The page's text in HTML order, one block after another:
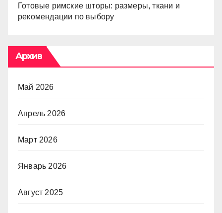
Готовые римские шторы: размеры, ткани и
рекомендации по выбору
Архив
Май 2026
Апрель 2026
Март 2026
Январь 2026
Август 2025